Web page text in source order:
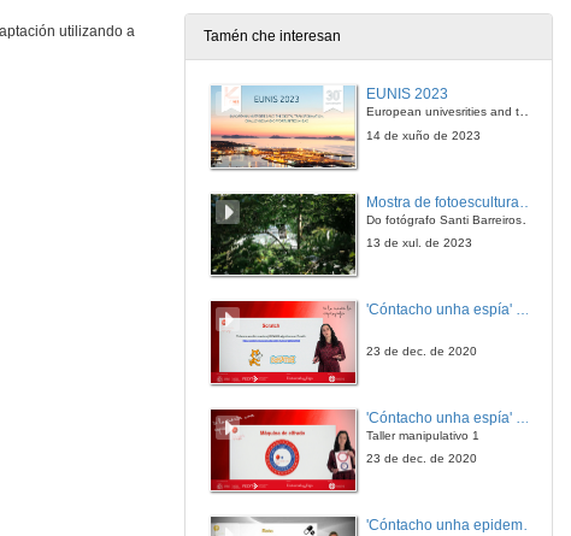
utilizando a
Léxico dispoñible e textos de alumnos de ELE: análise comparativa de dúas córpora mediante unha base de datos
22 de dec. de 2009
21 de dec. de 2009
Tamén che interesan
EUNIS 2023
European univesrities and the digital transformation: challenges and opportunities ahead
14 de xuño de 2023
Do fotógrafo Santi Barreiros e o escultor Nito Contreras.
13 de xul. de 2023
'Cóntacho unha espía' Reto
23 de dec. de 2020
Taller manipulativo 1
23 de dec. de 2020
'Cóntacho unha epidemióloga' Reto